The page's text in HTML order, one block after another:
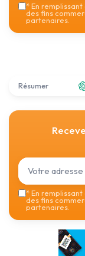
*En
des fins
partenaires.
Résumer
*En
des fins
partenaires.